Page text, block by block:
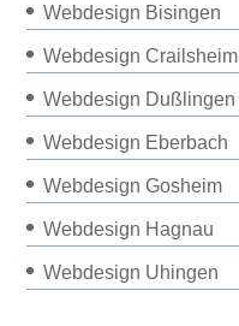
Webdesign Bisingen
Webdesign Crailsheim
Webdesign Dußlingen
Webdesign Eberbach
Webdesign Gosheim
Webdesign Hagnau
Webdesign Uhingen